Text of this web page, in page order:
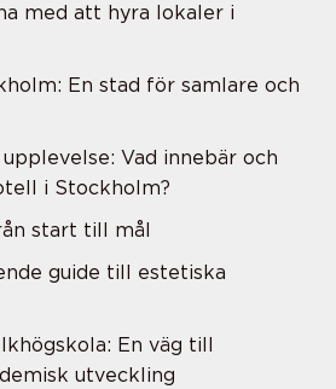
med att hyra lokaler i
En stad för samlare och
Vad innebär och
i Stockholm?
start till mål
guide till estetiska
En väg till
utveckling